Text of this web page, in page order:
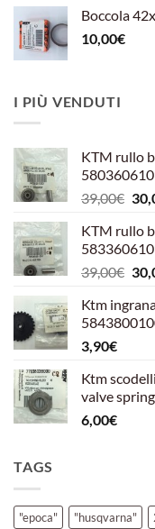
Boccola
10,00€
I PIÙ VENDUTI
KTM rullo
39,00€ Il
era:
KTM rullo
39,00€ Il
era:
Ktm
3,90€
Ktm
valve
6,00€
TAGS
"epoca" "husqvarna"